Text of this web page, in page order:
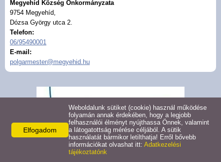
Gazdaság
Galéria
Közérdekű adatok
Megyehíd Község Önkormányzata
9754 Megyehíd,
Dózsa György utca 2.
Telefon:
06/95490001
E-mail:
polgarmester@megyehid.hu
Elfogadom
Weboldalunk sütiket (cookie) használ működése
folyamán annak érdekében, hogy a legjobb
felhasználói élményt nyújthassa Önnek, valamint
a látogatottság mérése céljából. A sütik
használatát bármikor letilthatja! Erről bővebb
információkat olvashat itt: Adatkezelési
tájékoztatónk